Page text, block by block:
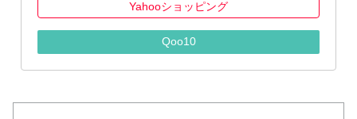
Yahooショッピング
Qoo10